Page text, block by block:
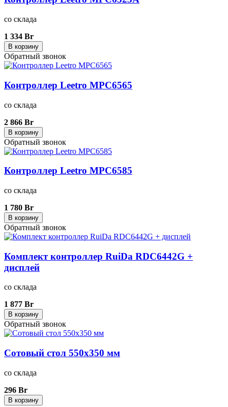
со склада
1 334 Br
В корзину
Обратный звонок
Контроллер Leetro MPC6565
со склада
2 866 Br
В корзину
Обратный звонок
Контроллер Leetro MPC6585
со склада
1 780 Br
В корзину
Обратный звонок
Комплект контроллер RuiDa RDC6442G +
дисплей
со склада
1 877 Br
В корзину
Обратный звонок
Сотовый стол 550х350 мм
со склада
296 Br
В корзину